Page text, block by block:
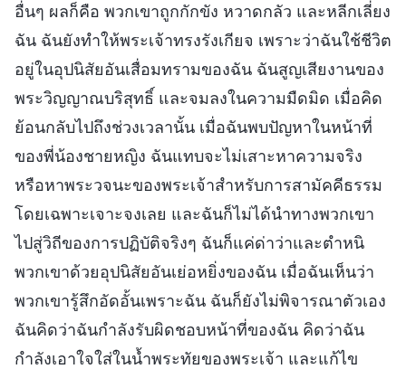
อื่นๆ ผลก็คือ พวกเขาถูกกักขัง หวาดกลัว และหลีกเลี่ยง
ฉัน ฉันยังทำให้พระเจ้าทรงรังเกียจ เพราะว่าฉันใช้ชีวิต
อยู่ในอุปนิสัยอันเสื่อมทรามของฉัน ฉันสูญเสียงานของ
พระวิญญาณบริสุทธิ์ และจมลงในความมืดมิด เมื่อคิด
ย้อนกลับไปถึงช่วงเวลานั้น เมื่อฉันพบปัญหาในหน้าที่
ของพี่น้องชายหญิง ฉันแทบจะไม่เสาะหาความจริง
หรือหาพระวจนะของพระเจ้าสำหรับการสามัคคีธรรม
โดยเฉพาะเจาะจงเลย และฉันก็ไม่ได้นำทางพวกเขา
ไปสู่วิถีของการปฏิบัติจริงๆ ฉันก็แค่ด่าว่าและตำหนิ
พวกเขาด้วยอุปนิสัยอันเย่อหยิ่งของฉัน เมื่อฉันเห็นว่า
พวกเขารู้สึกอัดอั้นเพราะฉัน ฉันก็ยังไม่พิจารณาตัวเอง
ฉันคิดว่าฉันกำลังรับผิดชอบหน้าที่ของฉัน คิดว่าฉัน
กำลังเอาใจใส่ในน้ำพระทัยของพระเจ้า และแก้ไข